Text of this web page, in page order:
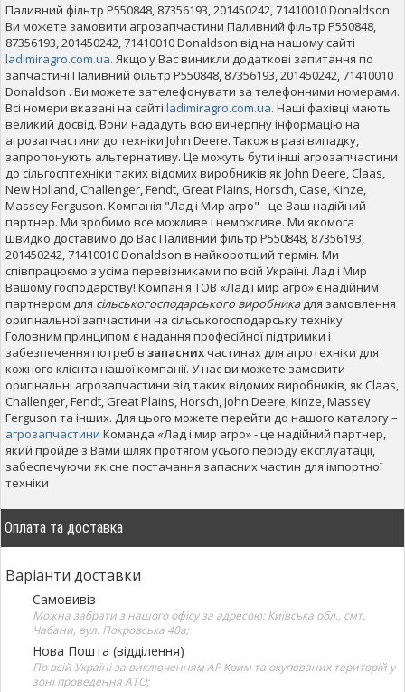
Паливний фільтр P550848, 87356193, 201450242, 71410010 Donaldson
Ви можете замовити агрозапчастини Паливний фільтр P550848,
87356193, 201450242, 71410010 Donaldson від на нашому сайті
ladimiragro.com.ua. Якщо у Вас виникли додаткові запитання по
запчастині Паливний фільтр P550848, 87356193, 201450242, 71410010
Donaldson . Ви можете зателефонувати за телефонними номерами.
Всі номери вказані на сайті ladimiragro.com.ua. Наші фахівці мають
великий досвід. Вони нададуть всю вичерпну інформацію на
агрозапчастини до техніки John Deere. Також в разі випадку,
запропонують альтернативу. Це можуть бути інші агрозапчастини
до сільгосптехніки таких відомих виробників як John Deere, Claas,
New Holland, Challenger, Fendt, Great Plains, Horsch, Case, Kinze,
Massey Ferguson. Компанія "Лад і Мир агро" - це Ваш надійний
партнер. Ми зробимо все можливе і неможливе. Ми якомога
швидко доставимо до Вас Паливний фільтр P550848, 87356193,
201450242, 71410010 Donaldson в найкоротший термін. Ми
співпрацюємо з усіма перевізниками по всій Україні. Лад і Мир
Вашому господарству! Компанія ТОВ «Лад і мир агро» є надійним
партнером для сільськогосподарського виробникадля замовлення
оригінальної запчастини на сільськогосподарську техніку.
Головним принципом є надання професійної підтримки і
забезпечення потреб в запаснихчастинах для агротехніки для
кожного клієнта нашої компанії. У нас ви можете замовити
оригінальні агрозапчастини від таких відомих виробників, як Claas,
Challenger, Fendt, Great Plains, Horsch, John Deere, Kinze, Massey
Ferguson та інших. Для цього можете перейти до нашого каталогу –
агрозапчастини Команда «Лад і мир агро» - це надійний партнер,
який пройде з Вами шлях протягом усього періоду експлуатації,
забеспечуючи якісне постачання запасних частин для імпортної
техніки
Оплата та доставка
Варіанти доставки
Самовивіз
Можна забрати з нашого офісу за адресою: Київська обл., смт.
Чабани, вул. Покровська 40а;
Нова Пошта (відділення)
По всій Україні за виключенням АР Крим та окупованих територій у
зоні проведення АТО;